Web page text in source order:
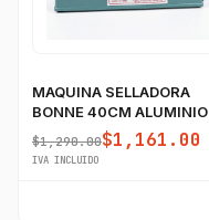
MAQUINA SELLADORA
BONNE 40CM ALUMINIO
$1,290.00$1,161.00
IVA INCLUIDO